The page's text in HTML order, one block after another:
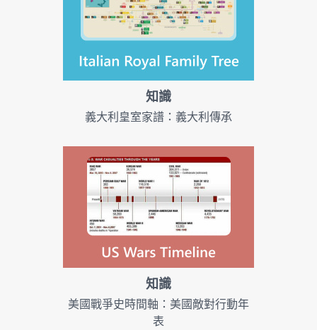
知識
義大利皇室家譜：義大利傳承
知識
美國戰爭史時間軸：美國敵對行動年
表